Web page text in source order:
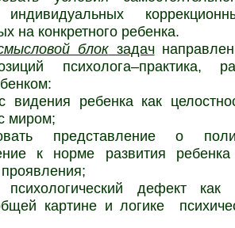
индивидуальных
на конкретного ребенка.
блокзадач
психолога–практика,
видения ребенка как
миром;
представление о
к норме развития
психологический дефект
картине и логике